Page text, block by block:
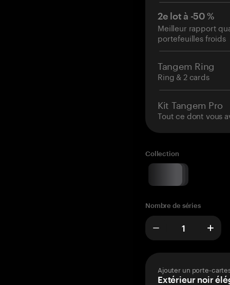
2e lot à -50 %
Meilleur rapport
portefeuilles froids
Tangem Ring
Ring & 2 cards
Kit Tangem Pro
Tout ce dont vous
Collection
Nombre de séries
Ajouter un porte-
Extérieur noir